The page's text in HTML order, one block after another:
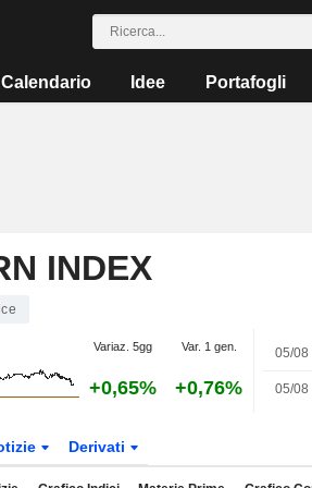
Calendario Idee Portafogli
INDEX
Variaz. 5gg Var. 1 gen.
+0,65% +0,76%
05/08
05/08
Derivati